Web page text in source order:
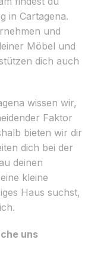
in Cartagena.
und
Möbel und
dich auch
wissen wir,
Faktor
bieten wir dir
dich bei der
deinen
kleine
Haus suchst,
uns